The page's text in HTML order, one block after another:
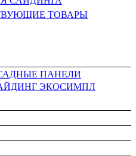
ТОВАРЫ
ПАНЕЛИ
ЭКОСИМПЛ